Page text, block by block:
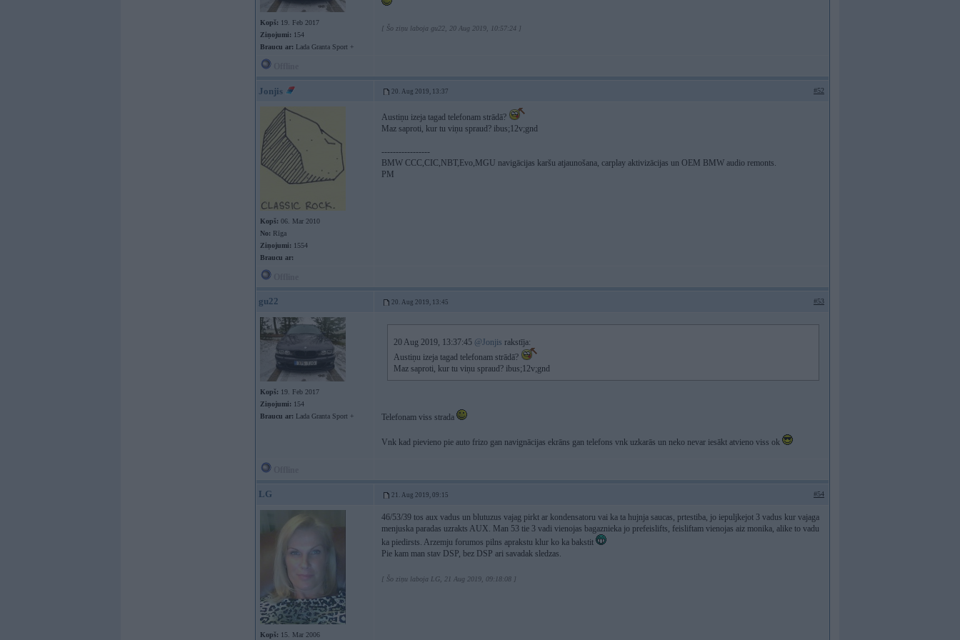
Kopš: 19. Feb 2017
Ziņojumi: 154
Braucu ar: Lada Granta Sport +
[ Šo ziņu laboja gu22, 20 Aug 2019, 10:57:24 ]
Jonjis 20. Aug 2019, 13:37 #52
Kopš: 06. Mar 2010
No: Rīga
Ziņojumi: 1554
Braucu ar:
Austiņu izeja tagad telefonam strādā?
Maz saproti, kur tu viņu spraud? ibus;12v;gnd
-----------------
BMW CCC,CIC,NBT,Evo,MGU navigācijas karšu atjaunošana, carplay aktivizācijas un OEM BMW audio remonts.
PM
gu22 20. Aug 2019, 13:45 #53
Kopš: 19. Feb 2017
Ziņojumi: 154
Braucu ar: Lada Granta Sport +
20 Aug 2019, 13:37:45 @Jonjis rakstīja:
Austiņu izeja tagad telefonam strādā?
Maz saproti, kur tu viņu spraud? ibus;12v;gnd
Telefonam viss strada
Vnk kad pievieno pie auto frizo gan navignācijas ekrāns gan telefons vnk uzkarās un neko nevar iesākt atvieno viss ok
LG 21. Aug 2019, 09:15 #54
Kopš: 15. Mar 2006
46/53/39 tos aux vadus un blutuzus vajag pirkt ar kondensatoru vai ka ta hujnja saucas, prtestiba, jo iepuljkejot 3 vadus kur vajaga
menjuska paradas uzrakts AUX. Man 53 tie 3 vadi vienojas bagaznieka jo prefeislifts, feisliftam vienojas aiz monika, alike to vadu
ka piedirsts. Arzemju forumos pilns aprakstu klur ko ka bakstit
Pie kam man stav DSP, bez DSP ari savadak sledzas.
[ Šo ziņu laboja LG, 21 Aug 2019, 09:18:08 ]